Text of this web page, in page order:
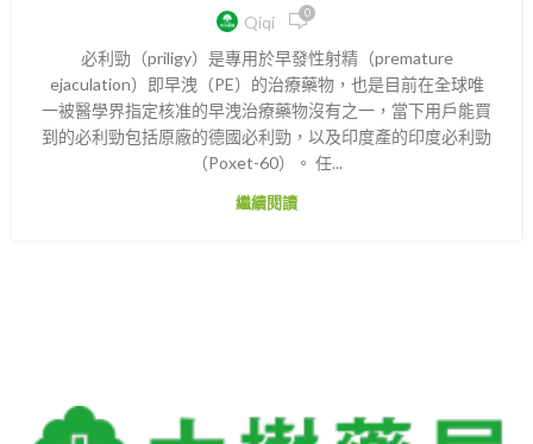
Qiqi 0
必利勁（priligy）是專用於早發性射精（premature
ejaculation）即早洩（PE）的治療藥物，也是目前在全球唯
一被醫學界指定核准的早洩治療藥物沒有之一，當下用戶能買
到的必利勁包括原廠的德國必利勁，以及印度產的印度必利勁
（Poxet-60）。 任...
繼續閱讀